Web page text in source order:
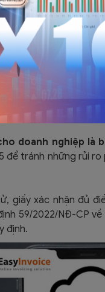
Cổng dịch vụ
cho doanh
nghiệp đã đăng
cấp bộ, cấp
khoản định danh
giải quyết thủ tục
doanh nghiệp là
để tránh những rủi
giấy xác nhận đủ
59/2022/NĐ-CP
định.